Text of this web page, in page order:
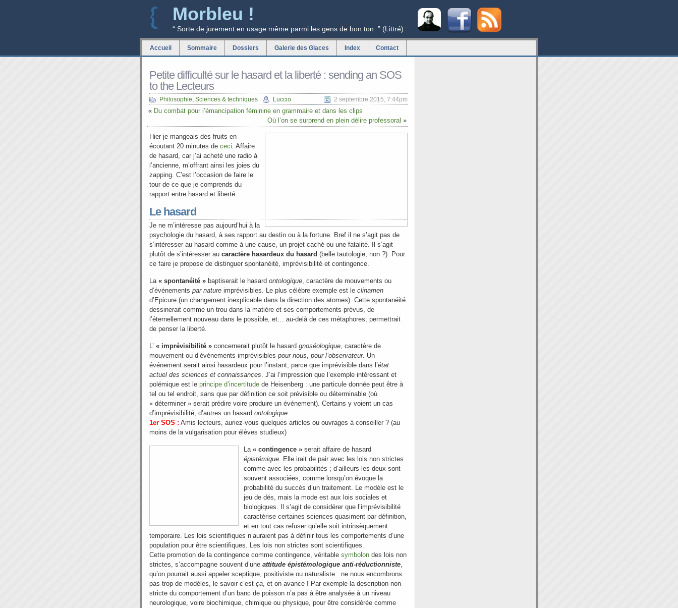
Morbleu !
“ Sorte de jurement en usage même parmi les gens de bon ton. ” (Littré)
Accueil Sommaire Dossiers Galerie des Glaces Index Contact
Petite difficulté sur le hasard et la liberté : sending an SOS
to the Lecteurs
Philosophie, Sciences & techniques Luccio 2 septembre 2015, 7:44pm
« Du combat pour l’émancipation féminine en grammaire et dans les clips
Où l’on se surprend en plein délire professoral »
Hier je mangeais des fruits en
écoutant 20 minutes de ceci. Affaire
de hasard, car j’ai acheté une radio à
l’ancienne, m’offrant ainsi les joies du
zapping. C’est l’occasion de faire le
tour de ce que je comprends du
rapport entre hasard et liberté.
Le hasard
Je ne m’intéresse pas aujourd’hui à la
psychologie du hasard, à ses rapport au destin ou à la fortune. Bref il ne s’agit pas de
s’intéresser au hasard comme à une cause, un projet caché ou une fatalité. Il s’agit
plutôt de s’intéresser au caractère hasardeux du hasard (belle tautologie, non ?). Pour
ce faire je propose de distinguer spontanéité, imprévisibilité et contingence.
La « spontanéité » baptiserait le hasard ontologique, caractère de mouvements ou
d’événements par nature imprévisibles. Le plus célèbre exemple est le clinamen
d’Epicure (un changement inexplicable dans la direction des atomes). Cette spontanéité
dessinerait comme un trou dans la matière et ses comportements prévus, de
l’éternellement nouveau dans le possible, et… au-delà de ces métaphores, permettrait
de penser la liberté.
L’ « imprévisibilité » concernerait plutôt le hasard gnoséologique, caractère de
mouvement ou d’événements imprévisibles pour nous, pour l’observateur. Un
événement serait ainsi hasardeux pour l’instant, parce que imprévisible dans l’état
actuel des sciences et connaissances. J’ai l’impression que l’exemple intéressant et
polémique est le principe d’incertitude de Heisenberg : une particule donnée peut être à
tel ou tel endroit, sans que par définition ce soit prévisible ou déterminable (où
« déterminer » serait prédire voire produire un événement). Certains y voient un cas
d’imprévisibilité, d’autres un hasard ontologique.
1er SOS : Amis lecteurs, auriez-vous quelques articles ou ouvrages à conseiller ? (au
moins de la vulgarisation pour élèves studieux)
La « contingence » serait affaire de hasard
épistémique. Elle irait de pair avec les lois non strictes
comme avec les probabilités ; d’ailleurs les deux sont
souvent associées, comme lorsqu’on évoque la
probabilité du succès d’un traitement. Le modèle est le
jeu de dés, mais la mode est aux lois sociales et
biologiques. Il s’agit de considérer que l’imprévisibilité
caractérise certaines sciences quasiment par définition,
et en tout cas refuser qu’elle soit intrinsèquement
temporaire. Les lois scientifiques n’auraient pas à définir tous les comportements d’une
population pour être scientifiques. Les lois non strictes sont scientifiques.
Cette promotion de la contingence comme contingence, véritable symbolon des lois non
strictes, s’accompagne souvent d’une attitude épistémologique anti-réductionniste,
qu’on pourrait aussi appeler sceptique, positiviste ou naturaliste : ne nous encombrons
pas trop de modèles, le savoir c’est ça, et on avance ! Par exemple la description non
stricte du comportement d’un banc de poisson n’a pas à être analysée à un niveau
neurologique, voire biochimique, chimique ou physique, pour être considérée comme